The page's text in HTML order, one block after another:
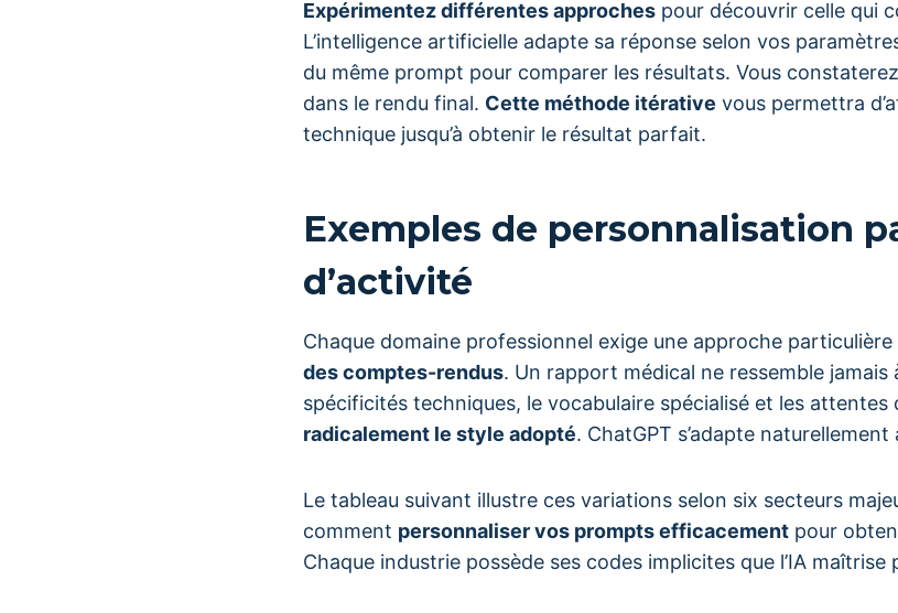
Expérimentez différentes approches pour découvrir celle qui
L’intelligence artificielle adapte sa réponse selon vos
du même prompt pour comparer les résultats. Vous
dans le rendu final. Cette méthode itérative vous permettra
technique jusqu’à obtenir le résultat parfait.
Exemples de personnalisation
d’activité
Chaque domaine professionnel exige une approche particulière
des comptes-rendus. Un rapport médical ne ressemble jamais
spécificités techniques, le vocabulaire spécialisé et les attentes
radicalement le style adopté. ChatGPT s’adapte
Le tableau suivant illustre ces variations selon six secteurs
comment personnaliser vos prompts efficacement pour
Chaque industrie possède ses codes implicites que l’IA